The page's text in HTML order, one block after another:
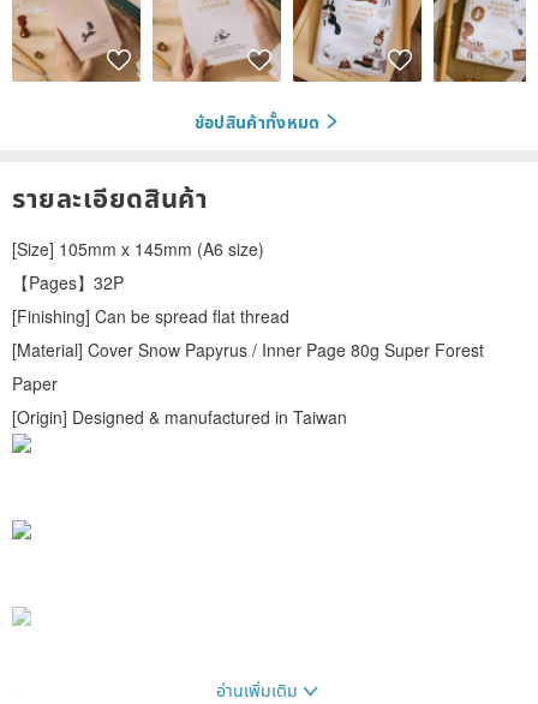
ช้อปสินค้าทั้งหมด
รายละเอียดสินค้า
[Size] 105mm x 145mm (A6 size)
【Pages】32P
[Finishing] Can be spread flat thread
[Material] Cover Snow Papyrus / Inner Page 80g Super Forest
Paper
[Origin] Designed & manufactured in Taiwan
อ่านเพิ่มเติม